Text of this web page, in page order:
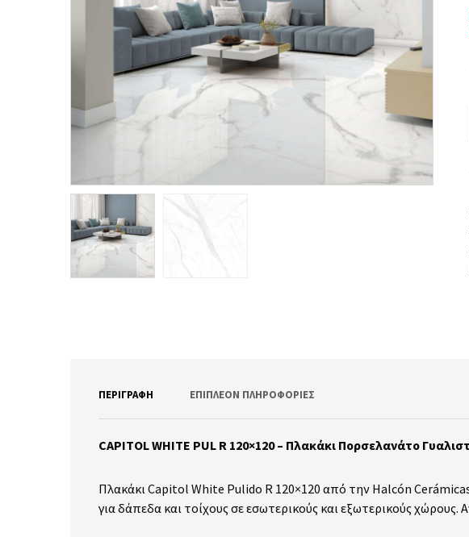
ΠΕΡΙΓΡΑΦΉ ΕΠΙΠΛΈΟΝ ΠΛΗΡΟΦΟΡΊΕΣ
CAPITOL WHITE PUL R 120×120 – Πλακάκι Πορσελανάτο
Πλακάκι Capitol White Pulido R 120×120 από την Halcón
για δάπεδα και τοίχους σε εσωτερικούς και εξωτερικούς χώρους.